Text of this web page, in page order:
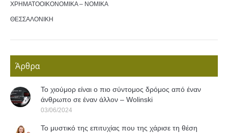
ΧΡΗΜΑΤΟΟΙΚΟΝΟΜΙΚΑ – ΝΟΜΙΚΑ
ΘΕΣΣΑΛΟΝΙΚΗ
Άρθρα
Το χιούμορ είναι ο πιο σύντομος δρόμος από έναν
άνθρωπο σε έναν άλλον – Wolinski
03/06/2024
Το μυστικό της επιτυχίας που της χάρισε τη θέση